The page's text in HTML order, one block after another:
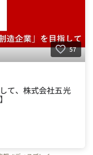
57
て、株式会社五光